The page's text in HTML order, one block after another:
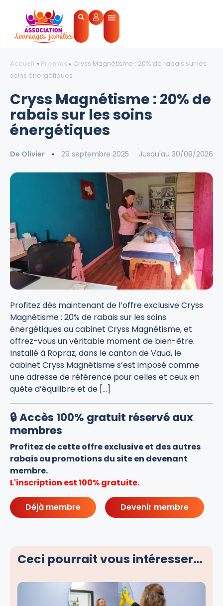
Accueil » Promos » Cryss Magnétisme : 20% de rabais sur les
soins énergétiques
Cryss Magnétisme : 20% de
rabais sur les soins
énergétiques
De Olivier 29 septembre 2025 Jusqu'au 30/09/2026
Profitez dès maintenant de l’offre exclusive Cryss
Magnétisme : 20% de rabais sur les soins
énergétiques au cabinet Cryss Magnétisme, et
offrez-vous un véritable moment de bien-être.
Installé à Ropraz, dans le canton de Vaud, le
cabinet Cryss Magnétisme s’est imposé comme
une adresse de référence pour celles et ceux en
quête d’équilibre et de […]
🔒 Accès 100% gratuit réservé aux
membres
Profitez de cette offre exclusive et des autres
rabais ou promotions du site en devenant
membre.
L'inscription est 100% gratuite.
Déjà membre Devenir membre
Ceci pourrait vous intéresser…